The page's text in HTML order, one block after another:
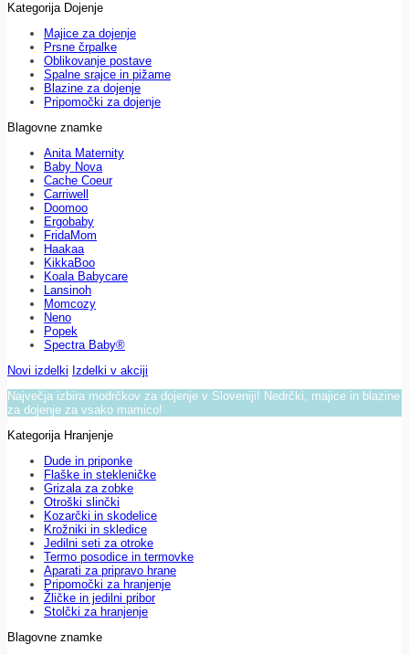
Kategorija Dojenje
Majice za dojenje
Prsne črpalke
Oblikovanje postave
Spalne srajce in pižame
Blazine za dojenje
Pripomočki za dojenje
Blagovne znamke
Anita Maternity
Baby Nova
Cache Coeur
Carriwell
Doomoo
Ergobaby
FridaMom
Haakaa
KikkaBoo
Koala Babycare
Lansinoh
Momcozy
Neno
Popek
Spectra Baby®
Novi izdelki Izdelki v akciji
Največja izbira modrčkov za dojenje v Sloveniji! Nedrčki, majice in blazine
za dojenje za vsako mamico!
Kategorija Hranjenje
Dude in priponke
Flaške in stekleničke
Grizala za zobke
Otroški slinčki
Kozarčki in skodelice
Krožniki in skledice
Jedilni seti za otroke
Termo posodice in termovke
Aparati za pripravo hrane
Pripomočki za hranjenje
Žličke in jedilni pribor
Stolčki za hranjenje
Blagovne znamke